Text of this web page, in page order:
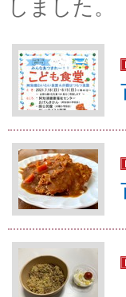
しました。